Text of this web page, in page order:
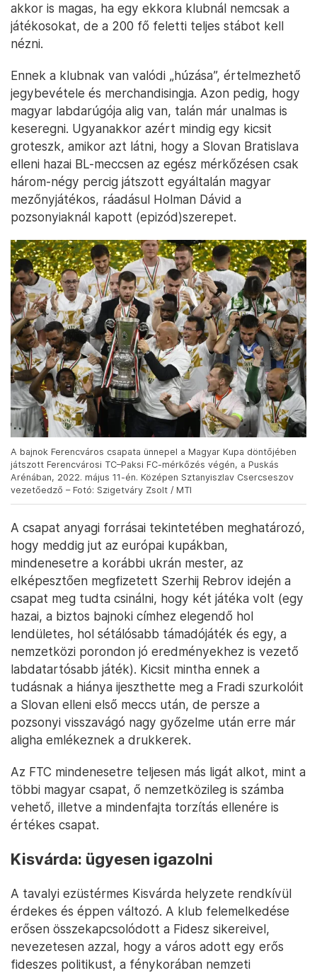
akkor is magas, ha egy ekkora klubnál nemcsak a
játékosokat, de a 200 fő feletti teljes stábot kell
nézni.
Ennek a klubnak van valódi „húzása”, értelmezhető
jegybevétele és merchandisingja. Azon pedig, hogy
magyar labdarúgója alig van, talán már unalmas is
keseregni. Ugyanakkor azért mindig egy kicsit
groteszk, amikor azt látni, hogy a Slovan Bratislava
elleni hazai BL-meccsen az egész mérkőzésen csak
három-négy percig játszott egyáltalán magyar
mezőnyjátékos, ráadásul Holman Dávid a
pozsonyiaknál kapott (epizód)szerepet.
A bajnok Ferencváros csapata ünnepel a Magyar Kupa döntőjében
játszott Ferencvárosi TC–Paksi FC-mérkőzés végén, a Puskás
Arénában, 2022. május 11-én. Középen Sztanyiszlav Csercseszov
vezetőedző – Fotó: Szigetváry Zsolt / MTI
A csapat anyagi forrásai tekintetében meghatározó,
hogy meddig jut az európai kupákban,
mindenesetre a korábbi ukrán mester, az
elképesztően megfizetett Szerhij Rebrov idején a
csapat meg tudta csinálni, hogy két játéka volt (egy
hazai, a biztos bajnoki címhez elegendő hol
lendületes, hol sétálósabb támadójáték és egy, a
nemzetközi porondon jó eredményekhez is vezető
labdatartósabb játék). Kicsit mintha ennek a
tudásnak a hiánya ijeszthette meg a Fradi szurkolóit
a Slovan elleni első meccs után, de persze a
pozsonyi visszavágó nagy győzelme után erre már
aligha emlékeznek a drukkerek.
Az FTC mindenesetre teljesen más ligát alkot, mint a
többi magyar csapat, ő nemzetközileg is számba
vehető, illetve a mindenfajta torzítás ellenére is
értékes csapat.
Kisvárda: ügyesen igazolni
A tavalyi ezüstérmes Kisvárda helyzete rendkívül
érdekes és éppen változó. A klub felemelkedése
erősen összekapcsolódott a Fidesz sikereivel,
nevezetesen azzal, hogy a város adott egy erős
fideszes politikust, a fénykorában nemzeti